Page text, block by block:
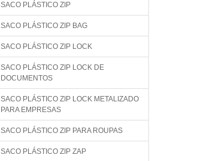
SACO PLÁSTICO ZIP
SACO PLÁSTICO ZIP BAG
SACO PLÁSTICO ZIP LOCK
SACO PLÁSTICO ZIP LOCK DE
DOCUMENTOS
SACO PLÁSTICO ZIP LOCK METALIZADO
PARA EMPRESAS
SACO PLÁSTICO ZIP PARA ROUPAS
SACO PLÁSTICO ZIP ZAP